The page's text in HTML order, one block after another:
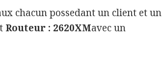
chacun possedant un client et un
Routeur : 2620XMavec un